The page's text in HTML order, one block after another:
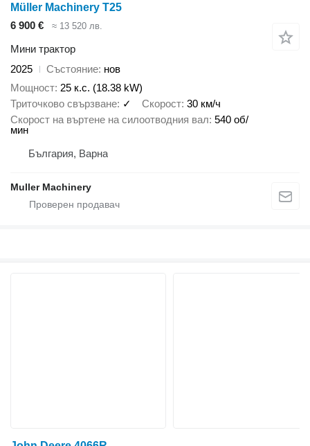
Müller Machinery T25
6 900 €
≈ 13 520 лв.
Мини трактор
2025
Състояние нов
Мощност 25 к.с. (18.38 kW)
Триточково свързване ✓ Скорост 30 км/ч
Скорост на въртене на силоотводния вал 540 об/
мин
България, Варна
Muller Machinery